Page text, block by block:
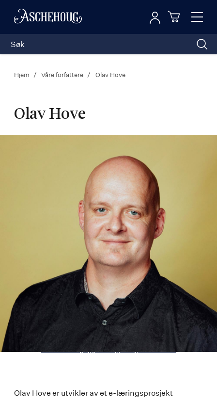
Toggle
Logg inn
Hjem Våre forfattere Olav Hove
Olav Hove
Last ned høyoppløselig versjon av bildet
Olav
Olav Hove er utvikler av et e-læringsprosjekt